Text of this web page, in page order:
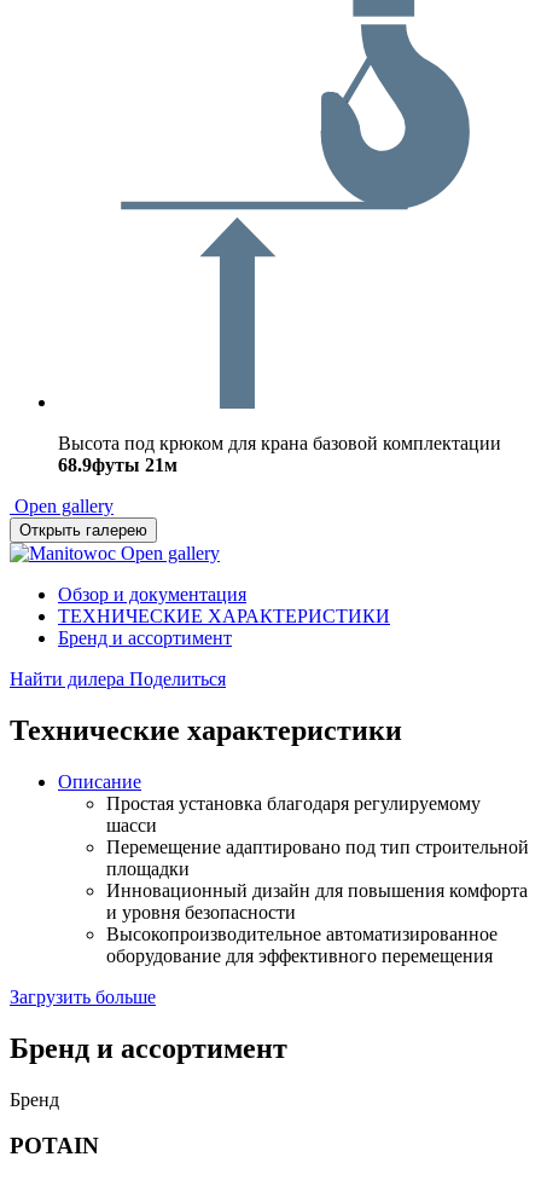
Высота под крюком для крана базовой комплектации
68.9футы 21м
Open gallery
Открыть галерею
Open gallery
Обзор и документация
ТЕХНИЧЕСКИЕ ХАРАКТЕРИСТИКИ
Бренд и ассортимент
Найти дилера Поделиться
Технические характеристики
Описание
Простая установка благодаря регулируемому
шасси
Перемещение адаптировано под тип строительной
площадки
Инновационный дизайн для повышения комфорта
и уровня безопасности
Высокопроизводительное автоматизированное
оборудование для эффективного перемещения
Загрузить больше
Бренд и ассортимент
Бренд
POTAIN